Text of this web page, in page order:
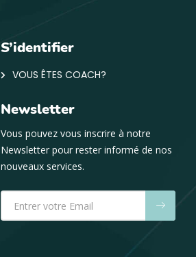
S’identifier
VOUS ÊTES COACH?
Newsletter
Vous pouvez vous inscrire à notre
Newsletter pour rester informé de nos
nouveaux services.